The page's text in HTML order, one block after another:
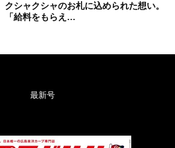
クシャクシャのお札に込められた想い。
「給料をもらえ…
最新号